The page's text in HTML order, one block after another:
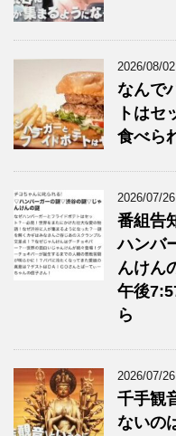
2026/08/02
なんで
トはセ
食べら
2026/07/26
番組告
ハンバ
んけん
午後
ら
2026/07/26
千手観
ないの